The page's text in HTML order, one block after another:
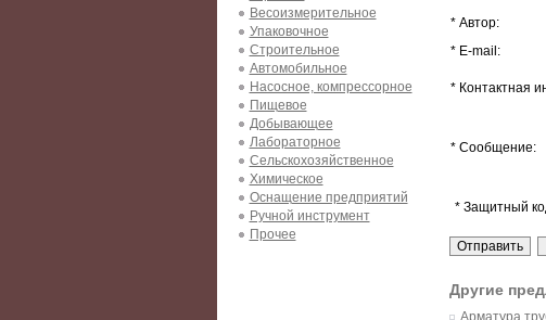
Весоизмерительное
Упаковочное
Строительное
Автомобильное
Насосное, компрессорное
Пищевое
Добывающее
Лабораторное
Сельскохозяйственное
Химическое
Оснащение предприятий
Ручной инструмент
Прочее
* Автор:
* E-mail:
* Контактная
* Сообщение:
* Защитный
Другие
Арматура